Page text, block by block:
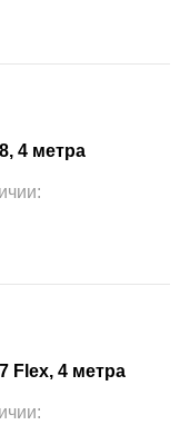
4 метра
Flex, 4 метра